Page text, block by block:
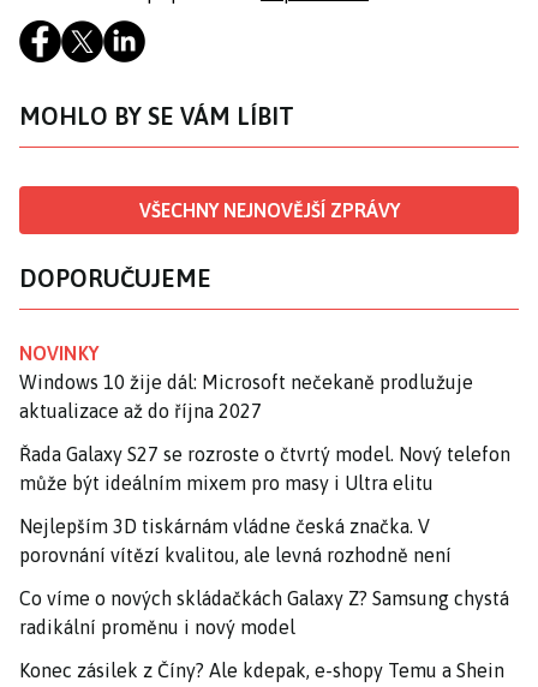
MOHLO BY SE VÁM LÍBIT
VŠECHNY NEJNOVĚJŠÍ ZPRÁVY
DOPORUČUJEME
NOVINKY
Windows 10 žije dál: Microsoft nečekaně prodlužuje
aktualizace až do října 2027
Řada Galaxy S27 se rozroste o čtvrtý model. Nový telefon
může být ideálním mixem pro masy i Ultra elitu
Nejlepším 3D tiskárnám vládne česká značka. V
porovnání vítězí kvalitou, ale levná rozhodně není
Co víme o nových skládačkách Galaxy Z? Samsung chystá
radikální proměnu i nový model
Konec zásilek z Číny? Ale kdepak, e-shopy Temu a Shein